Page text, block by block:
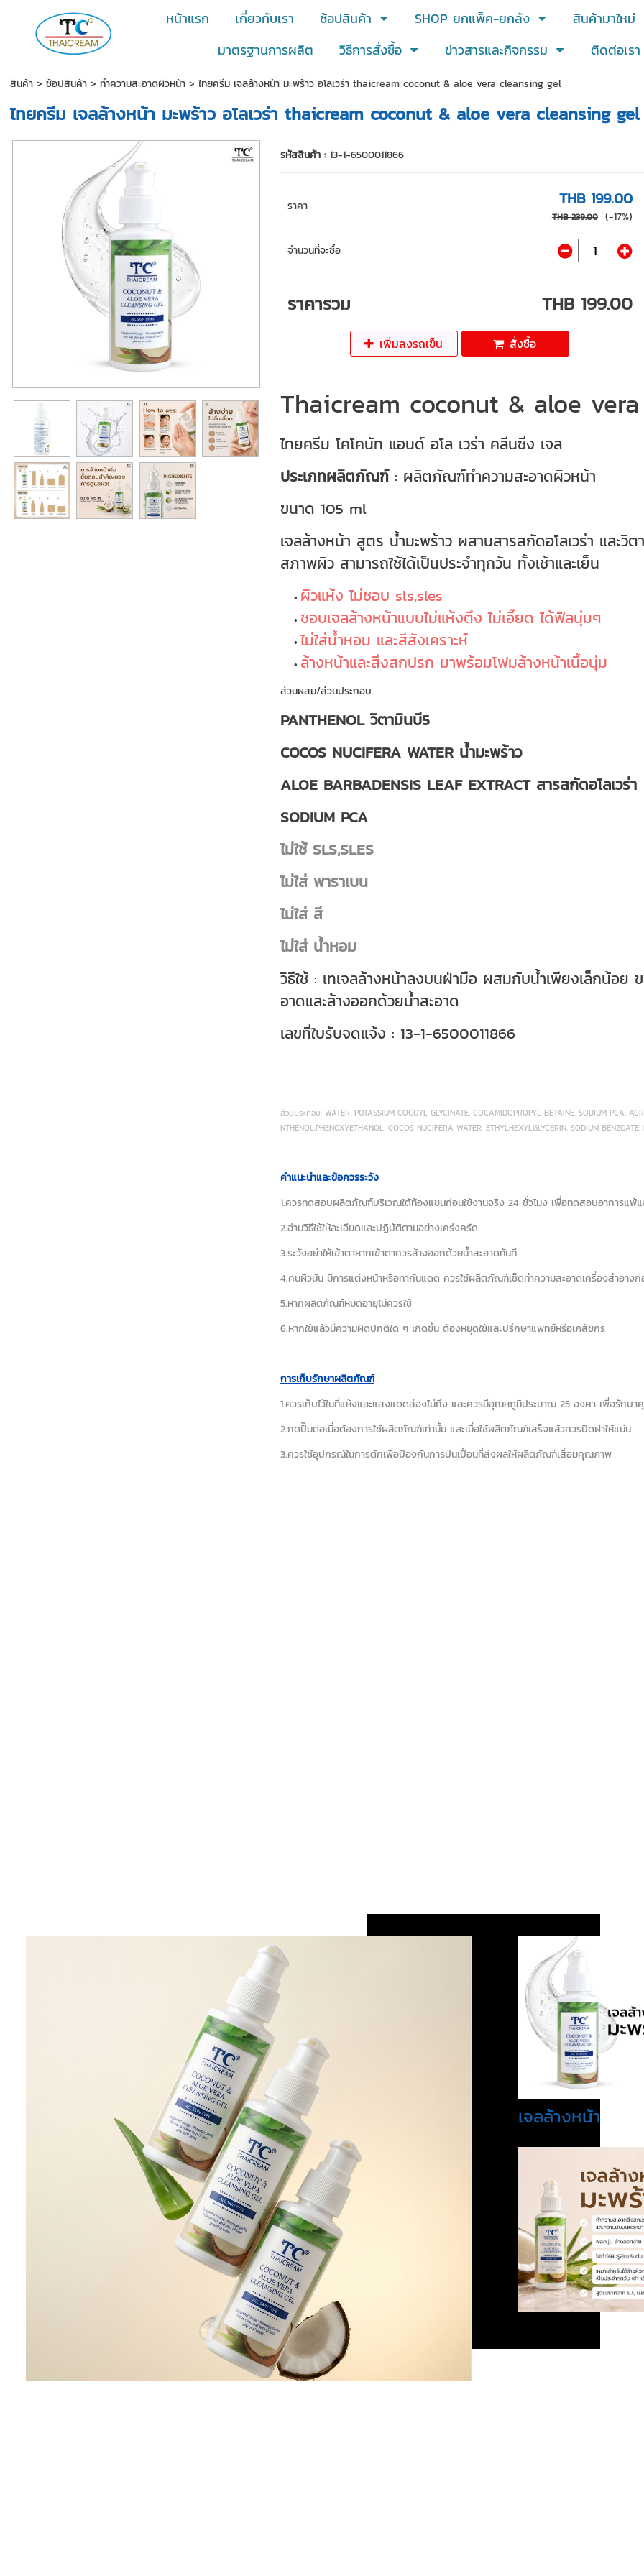
หน้าแรก เกี่ยวกับเรา ช้อปสินค้า SHOP ยกแพ็ค-ยกลัง สินค้ามาใหม่
มาตรฐานการผลิต
วิธีการสั่งซื้อ ข่าวสารและกิจกรรม ติดต่อเรา
สินค้า> ช้อปสินค้า> ทำความสะอาดผิวหน้า> ไทยครีม เจลล้างหน้า มะพร้าว อโลเวร่า thaicream coconut & aloe vera cleansing gel
ไทยครีม เจลล้างหน้า มะพร้าว อโลเวร่า thaicream coconut & aloe vera cleansing gel
รหัสสินค้า : 13-1-6500011866
ราคา THB 199.00
THB 239.00 (-17%)
จำนวนที่จะซื้อ
ราคารวม THB 199.00
เพิ่มลงรถเข็น สั่งซื้อ
Thaicream coconut & aloe
ไทยครีม โคโคนัท แอนด์ อโล เวร่า คลีนซิ่ง เจล
ประเภทผลิตภัณฑ์: ผลิตภัณฑ์ทำความสะอาดผิวหน้า
ขนาด 105 ml
เจลล้างหน้า สูตร น้ำมะพร้าว ผสานสารสกัดอโลเวร่า และ
สภาพผิว สามารถใช้ได้เป็นประจำทุกวัน ทั้งเช้าและเย็น
ผิวแห้ง ไม่ชอบ sls,sles
ชอบเจลล้างหน้าแบบไม่แห้งตึง ไม่เอี๊ยด ได้ฟีลนุ่มๆ
ไม่ใส่น้ำหอม และสีสังเคราะห์
ล้างหน้าและสิ่งสกปรก มาพร้อมโฟมล้างหน้าเนื้อนุ่ม
ส่วนผสม/ส่วนประกอบ
PANTHENOL วิตามินบี5
COCOS NUCIFERA WATER น้ำมะพร้าว
ALOE BARBADENSIS LEAF EXTRACT สารสกัดอโลเวร่า
SODIUM PCA
ไม่ใช้ SLS,SLES
ไม่ใส่ พาราเบน
ไม่ใส่ สี
ไม่ใส่ น้ำหอม
วิธีใช้ : เทเจลล้างหน้าลงบนฝ่ามือ ผสมกับน้ำเพียงเล็กน้อย
อาดและล้างออกด้วยน้ำสะอาด
เลขที่ใบรับจดแจ้ง : 13-1-6500011866
ส่วนประกอบ: WATER, POTASSIUM COCOYL GLYCINATE, COCAMIDOPROPYL BETAINE, SODIUM PCA,
NTHENOL,PHENOXYETHANOL, COCOS NUCIFERA WATER, ETHYLHEXYLGLYCERIN, SODIUM
คำแนะนำและข้อควรระวัง
1.ควรทดสอบผลิตภัณฑ์บริเวณใต้ท้องแขนก่อนใช้งานจริง 24 ชั่วโมง เพื่อทดสอบอาการแพ้แ
2.อ่านวิธีใช้ให้ละเอียดและปฏิบัติตามอย่างเคร่งครัด
3.ระวังอย่าให้เข้าตาหากเข้าตาควรล้างออกด้วยน้ำสะอาดทันที
4.คนผิวมัน มีการแต่งหน้าหรือทากันแดด ควรใช้ผลิตภัณฑ์เช็ดทำความสะอาดเครื่องสำอางก่
5.หากผลิตภัณฑ์หมดอายุไม่ควรใช้
6.หากใช้แล้วมีความผิดปกติใด ๆ เกิดขึ้น ต้องหยุดใช้และปรึกษาแพทย์หรือเภสัชกร
การเก็บรักษาผลิตภัณฑ์
1.ควรเก็บไว้ในที่แห้งและแสงแดดส่องไม่ถึง และควรมีอุณหภูมิประมาณ 25 องศา เพื่อรักษ
2.กดปั๊มต่อเมื่อต้องการใช้ผลิตภัณฑ์เท่านั้น และเมื่อใช้ผลิตภัณฑ์เสร็จแล้วควรปิดฝาให้แน่น
3.ควรใช้อุปกรณ์ในการตักเพื่อป้องกันการปนเปื้อนที่ส่งผลให้ผลิตภัณฑ์เสื่อมคุณภาพ
เจลล้างหน้า